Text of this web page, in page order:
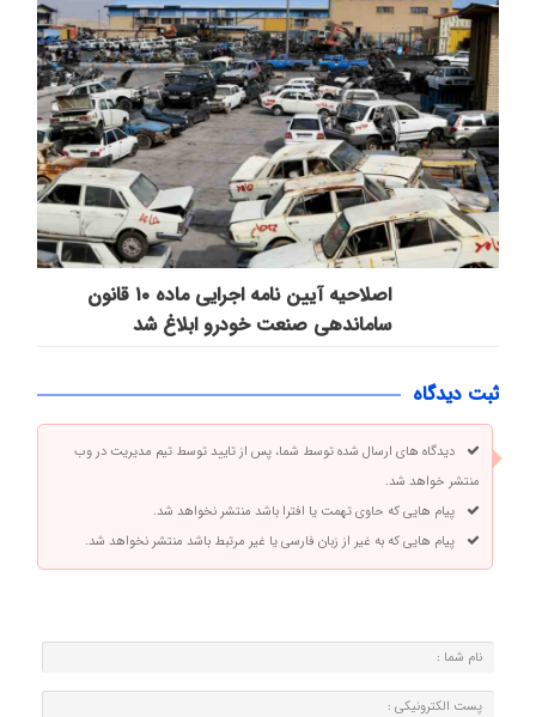
اصلاحیه آیین نامه اجرایی ماده ۱۰ قانون
ساماندهی صنعت خودرو ابلاغ شد
ثبت دیدگاه
دیدگاه های ارسال شده توسط شما، پس از تایید توسط تیم مدیریت در وب
منتشر خواهد شد.
پیام هایی که حاوی تهمت یا افترا باشد منتشر نخواهد شد.
پیام هایی که به غیر از زبان فارسی یا غیر مرتبط باشد منتشر نخواهد شد.